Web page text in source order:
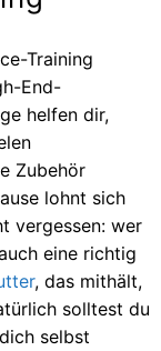
Training
End-
helfen dir,
Zubehör
lohnt sich
vergessen: wer
eine richtig
, das mithält,
solltest du
selbst